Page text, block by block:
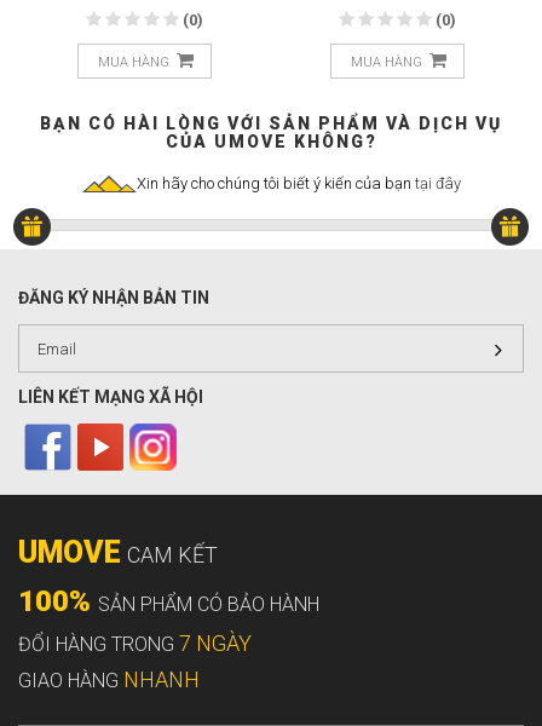
(0)
MUA HÀNG
(0)
MUA HÀNG
BẠN CÓ HÀI LÒNG VỚI SẢN PHẨM VÀ DỊCH VỤ
CỦA UMOVE KHÔNG?
Xin hãy cho chúng tôi biết ý kiến của bạn tại đây
ĐĂNG KÝ NHẬN BẢN TIN
LIÊN KẾT MẠNG XÃ HỘI
UMOVE CAM KẾT
100% SẢN PHẨM CÓ BẢO HÀNH
ĐỔI HÀNG TRONG 7 NGÀY
GIAO HÀNG NHANH